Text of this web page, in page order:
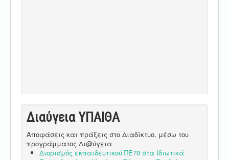
Διαύγεια ΥΠΑΙΘA
Αποφάσεις και πράξεις στο Διαδίκτυο, μέσω του
προγράμματος Δι@ύγεια
Διορισμός εκπαιδευτικού ΠΕ70 στα Ιδιωτικά